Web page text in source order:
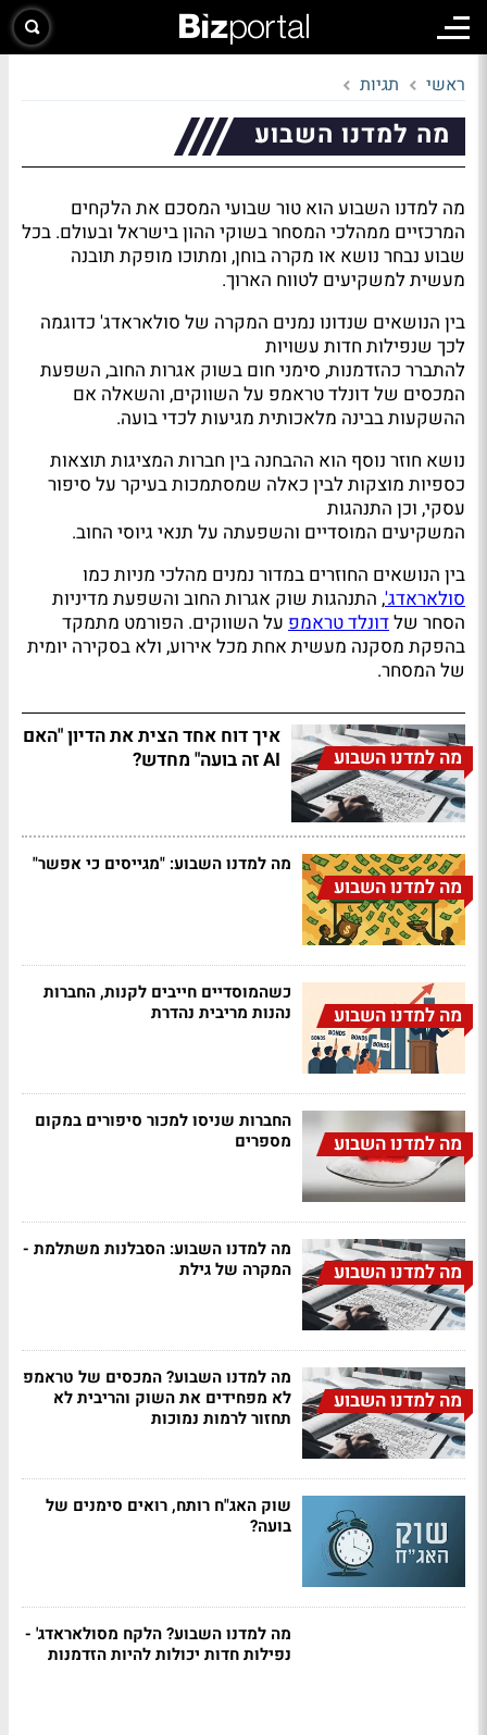
ראשי תגיות
מה למדנו השבוע
מה למדנו השבוע הוא טור שבועי המסכם את הלקחים
המרכזיים ממהלכי המסחר בשוקי ההון בישראל ובעולם. בכל
שבוע נבחר נושא או מקרה בוחן, ומתוכו מופקת תובנה
מעשית למשקיעים לטווח הארוך.
בין הנושאים שנדונו נמנים המקרה של סולאראדג' כדוגמה
לכך שנפילות חדות עשויות
להתברר כהזדמנות, סימני חום בשוק אגרות החוב, השפעת
המכסים של דונלד טראמפ על השווקים, והשאלה אם
ההשקעות בבינה מלאכותית מגיעות לכדי בועה.
נושא חוזר נוסף הוא ההבחנה בין חברות המציגות תוצאות
כספיות מוצקות לבין כאלה שמסתמכות בעיקר על סיפור
עסקי, וכן התנהגות
המשקיעים המוסדיים והשפעתה על תנאי גיוסי החוב.
בין הנושאים החוזרים במדור נמנים מהלכי מניות כמו
סולאראדג', התנהגות שוק אגרות החוב והשפעת מדיניות
הסחר שלדונלד טראמפ על השווקים. הפורמט מתמקד
בהפקת מסקנה מעשית אחת מכל אירוע, ולא בסקירה יומית
של המסחר.
מה למדנו השבוע
איך דוח אחד הצית את הדיון "האם
AI זה בועה" מחדש?
מה למדנו השבוע
מה למדנו השבוע: "מגייסים כי אפשר"
מה למדנו השבוע
כשהמוסדיים חייבים לקנות, החברות
נהנות מריבית נהדרת
מה למדנו השבוע
החברות שניסו למכור סיפורים במקום
מספרים
מה למדנו השבוע
מה למדנו השבוע: הסבלנות משתלמת -
המקרה של גילת
מה למדנו השבוע
מה למדנו השבוע? המכסים של טראמפ
לא מפחידים את השוק והריבית לא
תחזור לרמות נמוכות
שוק האג"ח רותח, רואים סימנים של
בועה?
מה למדנו השבוע? הלקח מסולאראדג' -
נפילות חדות יכולות להיות הזדמנות